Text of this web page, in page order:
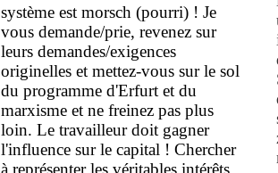
système est morsch (pourri) ! Je
vousdemande/prie, revenez sur
leurs demandes/exigences
originelles et mettez-voussur le sol
du programme d'Erfurt et du
marxisme etne freinez pas plus
loin. Le travailleur doit gagner
l'influence sur le capital ! Chercher
à représenter les véritables intérêts